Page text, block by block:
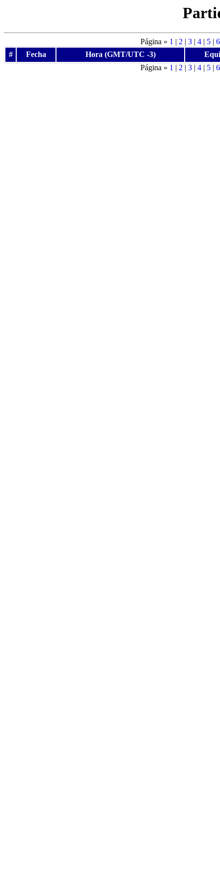
Página » 1 | 2| 3| 4| 5| 6
#
Fecha Hora (GMT/UTC -3)
Página » 1 | 2| 3| 4| 5| 6